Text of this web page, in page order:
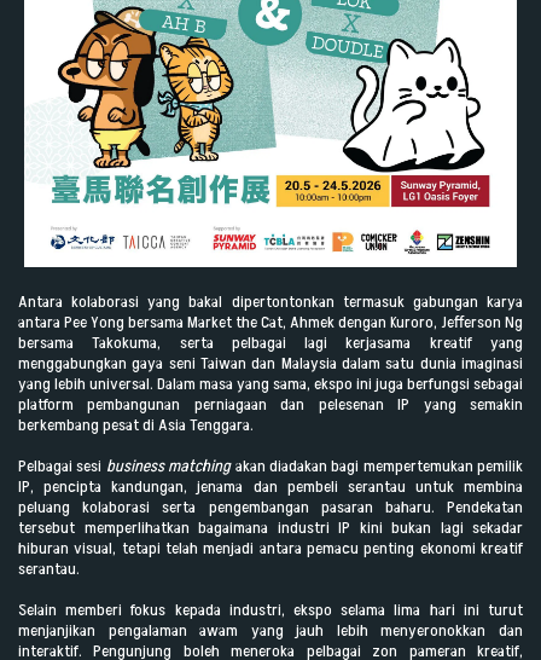
Antara kolaborasi yang bakal dipertontonkan termasuk gabungan karya
antara Pee Yong bersama Market the Cat, Ahmek dengan Kuroro, Jefferson Ng
bersama Takokuma, serta pelbagai lagi kerjasama kreatif yang
menggabungkan gaya seni Taiwan dan Malaysia dalam satu dunia imaginasi
yang lebih universal. Dalam masa yang sama, ekspo ini juga berfungsi sebagai
platform pembangunan perniagaan dan pelesenan IP yang semakin
berkembang pesat di Asia Tenggara.
Pelbagai sesi business matchingakan diadakan bagi mempertemukan pemilik
IP, pencipta kandungan, jenama dan pembeli serantau untuk membina
peluang kolaborasi serta pengembangan pasaran baharu. Pendekatan
tersebut memperlihatkan bagaimana industri IP kini bukan lagi sekadar
hiburan visual, tetapi telah menjadi antara pemacu penting ekonomi kreatif
serantau.
Selain memberi fokus kepada industri, ekspo selama lima hari ini turut
menjanjikan pengalaman awam yang jauh lebih menyeronokkan dan
interaktif. Pengunjung boleh meneroka pelbagai zon pameran kreatif,